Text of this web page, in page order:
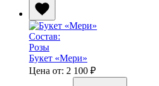
Состав:
Розы
Букет «Мери»
Цена от: 2 100 ₽